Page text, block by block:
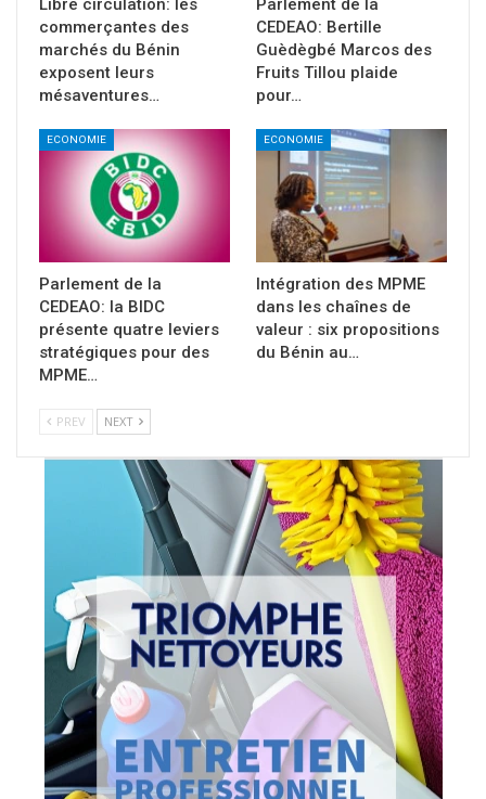
Libre circulation: les
commerçantes des
marchés du Bénin
exposent leurs
mésaventures…
Parlement de la
CEDEAO: Bertille
Guèdègbé Marcos des
Fruits Tillou plaide
pour…
ECONOMIE
Parlement de la
CEDEAO: la BIDC
présente quatre leviers
stratégiques pour des
MPME…
ECONOMIE
Intégration des MPME
dans les chaînes de
valeur : six propositions
du Bénin au…
PREV NEXT